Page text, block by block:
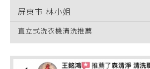
屏東市 林小姐
直立式洗衣機清洗推薦